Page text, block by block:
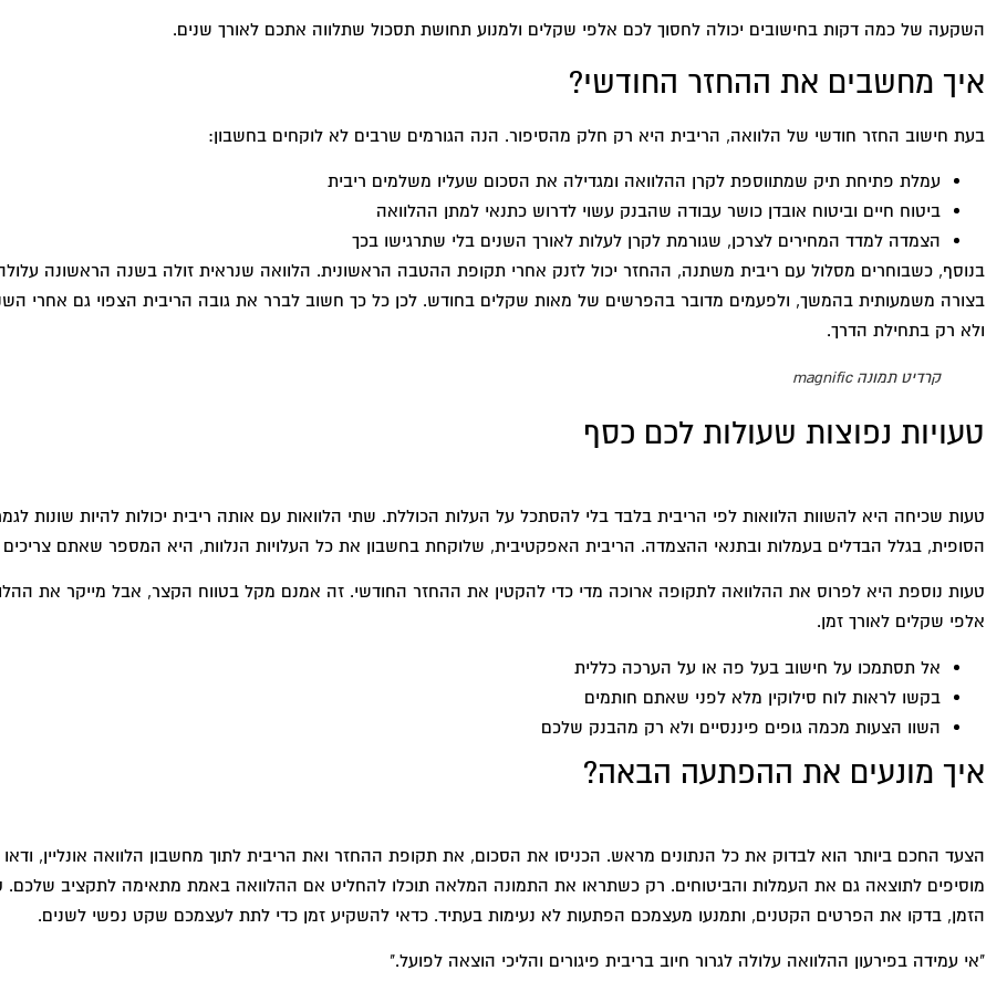
השקעה של כמה דקות בחישובים יכולה לחסוך לכם אלפי שקלים ולמנוע תחושת תסכול שתלווה אתכם לאורך שנים.
איך מחשבים את ההחזר החודשי?
בעת חישוב החזר חודשי של הלוואה, הריבית היא רק חלק מהסיפור. הנה הגורמים שרבים לא לוקחים בחשבון:
עמלת פתיחת תיק שמתווספת לקרן ההלוואה ומגדילה את הסכום שעליו משלמים ריבית
ביטוח חיים וביטוח אובדן כושר עבודה שהבנק עשוי לדרוש כתנאי למתן ההלוואה
הצמדה למדד המחירים לצרכן, שגורמת לקרן לעלות לאורך השנים בלי שתרגישו בכך
בנוסף, כשבוחרים מסלול עם ריבית משתנה, ההחזר יכול לזנק אחרי תקופת ההטבה הראשונית. הלוואה שנראית זולה בשנה הראשונה
בצורה משמעותית בהמשך, ולפעמים מדובר בהפרשים של מאות שקלים בחודש. לכן כל כך חשוב לברר את גובה הריבית הצפוי גם אחרי
ולא רק בתחילת הדרך.
קרדיט תמונה magnific
טעויות נפוצות שעולות לכם כסף
טעות שכיחה היא להשוות הלוואות לפי הריבית בלבד בלי להסתכל על העלות הכוללת. שתי הלוואות עם אותה ריבית יכולות להיות שונות
הסופית, בגלל הבדלים בעמלות ובתנאי ההצמדה. הריבית האפקטיבית, שלוקחת בחשבון את כל העלויות הנלוות, היא המספר שאתם צריכים
טעות נוספת היא לפרוס את ההלוואה לתקופה ארוכה מדי כדי להקטין את ההחזר החודשי. זה אמנם מקל בטווח הקצר, אבל מייקר את
אלפי שקלים לאורך זמן.
אל תסתמכו על חישוב בעל פה או על הערכה כללית
בקשו לראות לוח סילוקין מלא לפני שאתם חותמים
השוו הצעות מכמה גופים פיננסיים ולא רק מהבנק שלכם
איך מונעים את ההפתעה הבאה?
הצעד החכם ביותר הוא לבדוק את כל הנתונים מראש. הכניסו את הסכום, את תקופת ההחזר ואת הריבית לתוך מחשבון הלוואה אונליין,
מוסיפים לתוצאה גם את העמלות והביטוחים. רק כשתראו את התמונה המלאה תוכלו להחליט אם ההלוואה באמת מתאימה לתקציב שלכם.
הזמן, בדקו את הפרטים הקטנים, ותמנעו מעצמכם הפתעות לא נעימות בעתיד. כדאי להשקיע זמן כדי לתת לעצמכם שקט נפשי לשנים.
"אי עמידה בפירעון ההלוואה עלולה לגרור חיוב בריבית פיגורים והליכי הוצאה לפועל."